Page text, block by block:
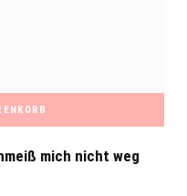
mich nicht weg